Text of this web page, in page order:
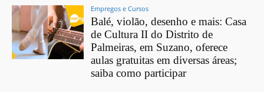
Empregos e Cursos
Balé, violão, desenho e mais: Casa
de Cultura II do Distrito de
Palmeiras, em Suzano, oferece
aulas gratuitas em diversas áreas;
saiba como participar